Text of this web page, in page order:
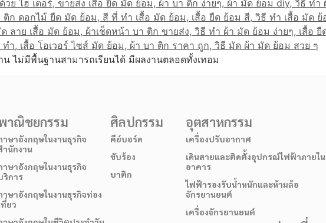
ไม่มีพื้นฐานสามารถเรียนได้ มีผลงานตลอดทั้งเทอม
าณิชยกรรม
าษาอังกฤษในงานธุรกิจ
ำนักงาน
าษาอังกฤษในงานธุรกิจ
ริการ
าษาอังกฤษในงานธุรกิจท่อง
ที่ยว
ศิลปกรรม
คีย์บอร์ด
ขับร้อง
บาติก
อุตสาหกรรม
เครื่องปรับอากาศ
เดินสายและติดตั้งอุปกรณ์ไฟฟ้าภายใน
อาคาร
ไฟฟ้ารองรับน้ำหนักและห้ามล้อ
จักรยานยนต์
เครื่องจักรยานยนต์